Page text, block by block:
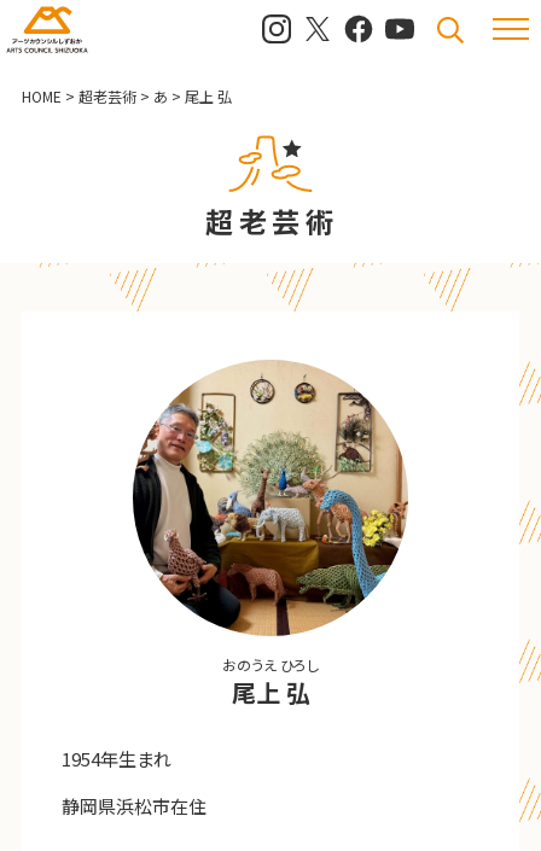
メニュ
検索
HOME > 超老芸術> あ > 尾上 弘
超老芸術
おのうえ ひろし
尾上 弘
1954年生まれ
静岡県浜松市在住